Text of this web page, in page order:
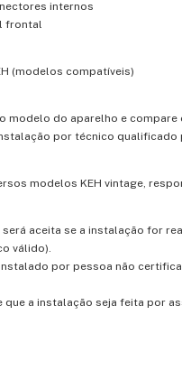
internos
frontal
(modelos compatíveis)
modelo do aparelho e
por técnico
modelos KEH vintage,
aceita se a instalação for
válido).
por pessoa não
que a instalação seja feita por